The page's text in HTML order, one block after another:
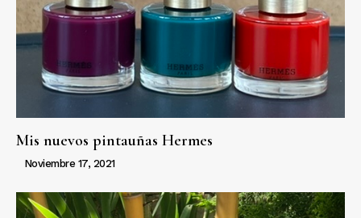
Mis nuevos pintauñas Hermes
Noviembre 17, 2021